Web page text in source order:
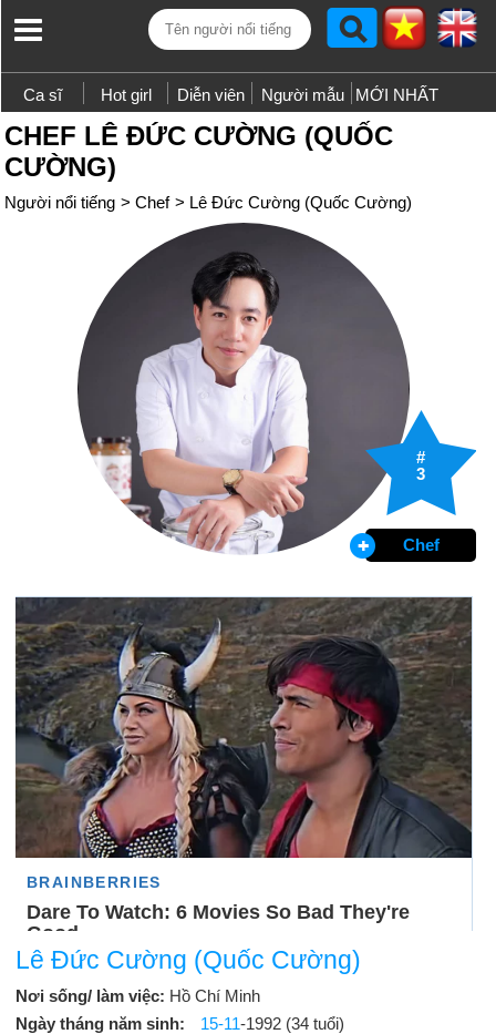
Ca sĩ Hot girl Diễn viên Người mẫu MỚI NHẤT
CHEF LÊ ĐỨC CƯỜNG (QUỐC
CƯỜNG)
Người nổi tiếng > Chef > Lê Đức Cường (Quốc Cường)
#
3
Chef
Lê Đức Cường (Quốc Cường)
Nơi sống/ làm việc: Hồ Chí Minh
Ngày tháng năm sinh:
15-11-1992 (34 tuổi)